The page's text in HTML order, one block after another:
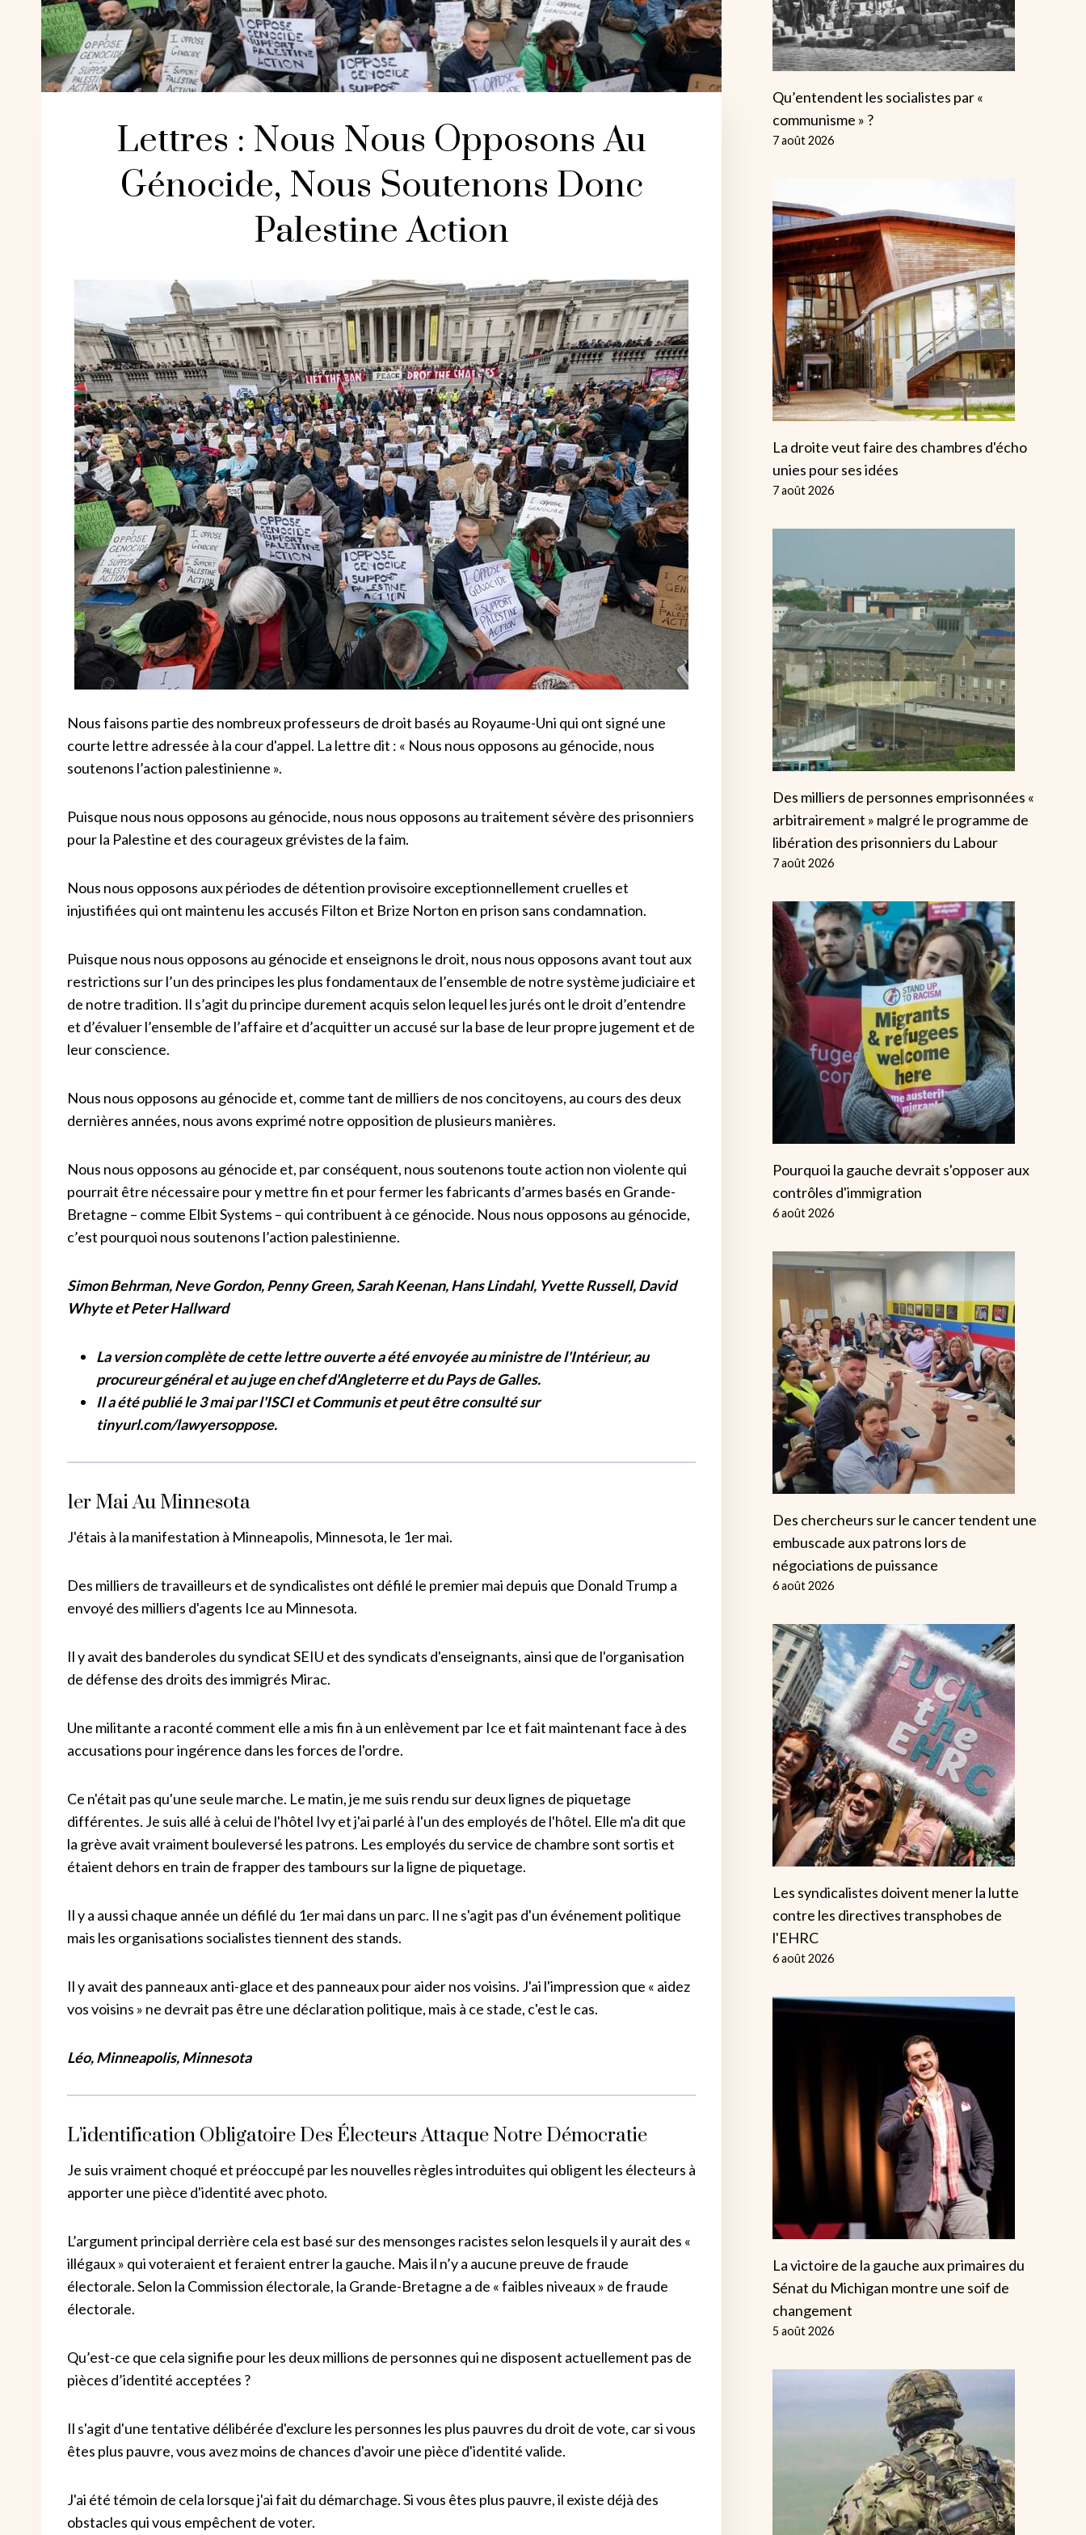
Lettres : Nous Nous Opposons Au
Génocide, Nous Soutenons Donc
Palestine Action
Nous faisons partie des nombreux professeurs de droit basés au Royaume-Uni qui ont signé une
courte lettre adressée à la cour d'appel. La lettre dit : « Nous nous opposons au génocide, nous
soutenons l’action palestinienne ».
Puisque nous nous opposons au génocide, nous nous opposons au traitement sévère des prisonniers
pour la Palestine et des courageux grévistes de la faim.
Nous nous opposons aux périodes de détention provisoire exceptionnellement cruelles et
injustifiées qui ont maintenu les accusés Filton et Brize Norton en prison sans condamnation.
Puisque nous nous opposons au génocide et enseignons le droit, nous nous opposons avant tout aux
restrictions sur l’un des principes les plus fondamentaux de l’ensemble de notre système judiciaire et
de notre tradition. Il s’agit du principe durement acquis selon lequel les jurés ont le droit d’entendre
et d’évaluer l’ensemble de l’affaire et d’acquitter un accusé sur la base de leur propre jugement et de
leur conscience.
Nous nous opposons au génocide et, comme tant de milliers de nos concitoyens, au cours des deux
dernières années, nous avons exprimé notre opposition de plusieurs manières.
Nous nous opposons au génocide et, par conséquent, nous soutenons toute action non violente qui
pourrait être nécessaire pour y mettre fin et pour fermer les fabricants d’armes basés en Grande-
Bretagne – comme Elbit Systems – qui contribuent à ce génocide. Nous nous opposons au génocide,
c’est pourquoi nous soutenons l’action palestinienne.
Simon Behrman, Neve Gordon, Penny Green, Sarah Keenan, Hans Lindahl, Yvette Russell, David
Whyte et Peter Hallward
La version complète de cette lettre ouverte a été envoyée au ministre de l'Intérieur, au
procureur général et au juge en chef d'Angleterre et du Pays de Galles.
Il a été publié le 3 mai par l'ISCI et Communis et peut être consulté sur
tinyurl.com/lawyersoppose.
1er Mai Au Minnesota
J'étais à la manifestation à Minneapolis, Minnesota, le 1er mai.
Des milliers de travailleurs et de syndicalistes ont défilé le premier mai depuis que Donald Trump a
envoyé des milliers d'agents Ice au Minnesota.
Il y avait des banderoles du syndicat SEIU et des syndicats d'enseignants, ainsi que de l'organisation
de défense des droits des immigrés Mirac.
Une militante a raconté comment elle a mis fin à un enlèvement par Ice et fait maintenant face à des
accusations pour ingérence dans les forces de l'ordre.
Ce n'était pas qu'une seule marche. Le matin, je me suis rendu sur deux lignes de piquetage
différentes. Je suis allé à celui de l'hôtel Ivy et j'ai parlé à l'un des employés de l'hôtel. Elle m'a dit que
la grève avait vraiment bouleversé les patrons. Les employés du service de chambre sont sortis et
étaient dehors en train de frapper des tambours sur la ligne de piquetage.
Il y a aussi chaque année un défilé du 1er mai dans un parc. Il ne s'agit pas d'un événement politique
mais les organisations socialistes tiennent des stands.
Il y avait des panneaux anti-glace et des panneaux pour aider nos voisins. J'ai l'impression que « aidez
vos voisins » ne devrait pas être une déclaration politique, mais à ce stade, c'est le cas.
Léo, Minneapolis, Minnesota
L’identification Obligatoire Des Électeurs Attaque Notre Démocratie
Je suis vraiment choqué et préoccupé par les nouvelles règles introduites qui obligent les électeurs à
apporter une pièce d'identité avec photo.
L’argument principal derrière cela est basé sur des mensonges racistes selon lesquels il y aurait des «
illégaux » qui voteraient et feraient entrer la gauche. Mais il n’y a aucune preuve de fraude
électorale. Selon la Commission électorale, la Grande-Bretagne a de « faibles niveaux » de fraude
électorale.
Qu’est-ce que cela signifie pour les deux millions de personnes qui ne disposent actuellement pas de
pièces d’identité acceptées ?
Il s'agit d'une tentative délibérée d'exclure les personnes les plus pauvres du droit de vote, car si vous
êtes plus pauvre, vous avez moins de chances d'avoir une pièce d'identité valide.
J'ai été témoin de cela lorsque j'ai fait du démarchage. Si vous êtes plus pauvre, il existe déjà des
obstacles qui vous empêchent de voter.
Qu’entendent les socialistes par «
communisme » ?
7 août 2026
La droite veut faire des chambres d'écho
unies pour ses idées
7 août 2026
Des milliers de personnes emprisonnées «
arbitrairement » malgré le programme de
libération des prisonniers du Labour
7 août 2026
Pourquoi la gauche devrait s'opposer aux
contrôles d'immigration
6 août 2026
Des chercheurs sur le cancer tendent une
embuscade aux patrons lors de
négociations de puissance
6 août 2026
Les syndicalistes doivent mener la lutte
contre les directives transphobes de
l'EHRC
6 août 2026
La victoire de la gauche aux primaires du
Sénat du Michigan montre une soif de
changement
5 août 2026